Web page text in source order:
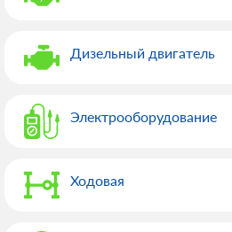
Дизельный двигатель
Электрооборудованиe
Ходовая